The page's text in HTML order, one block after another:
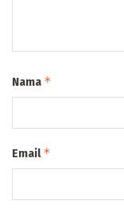
Nama *
Email*